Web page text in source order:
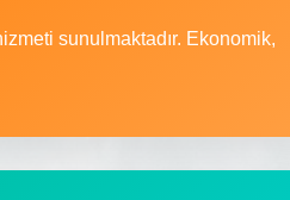
sunulmaktadır. Ekonomik,